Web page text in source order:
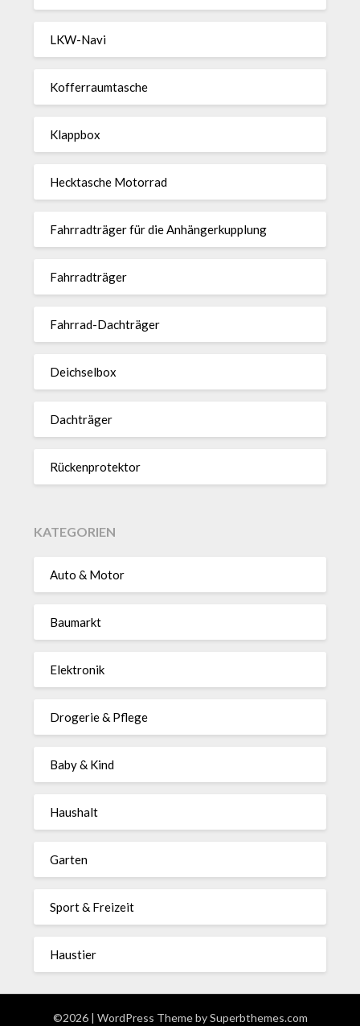
LKW-Navi
Kof­fer­raum­ta­sche
Klappbox
Heck­ta­sche Motorrad
Fahr­rad­träger für die Anhän­ger­kup­p­lung
Fahr­rad­träger
Fahrrad-Dach­träger
Deich­selbox
Dach­träger
Rücken­pro­tektor
KATEGORIEN
Auto & Motor
Baumarkt
Elektronik
Drogerie & Pflege
Baby & Kind
Haushalt
Garten
Sport & Freizeit
Haustier
©2026 | WordPress Theme bySuperbthemes.com